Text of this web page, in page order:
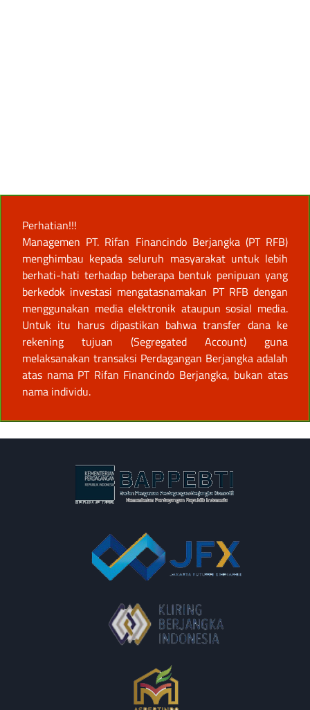
Perhatian!!!
Managemen PT. Rifan Financindo Berjangka (PT RFB)
menghimbau kepada seluruh masyarakat untuk lebih
berhati-hati terhadap beberapa bentuk penipuan yang
berkedok investasi mengatasnamakan PT RFB dengan
menggunakan media elektronik ataupun sosial media.
Untuk itu harus dipastikan bahwa transfer dana ke
rekening tujuan (Segregated Account) guna
melaksanakan transaksi Perdagangan Berjangka adalah
atas nama PT Rifan Financindo Berjangka, bukan atas
nama individu.